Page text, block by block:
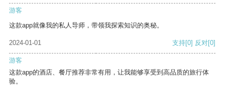
游客
这款app就像我的私人导师，带领我探索知识的奥秘。
2024-01-01 支持[0] 反对[0]
游客
这款app的酒店、餐厅推荐非常有用，让我能够享受到高品质的旅行体
验。